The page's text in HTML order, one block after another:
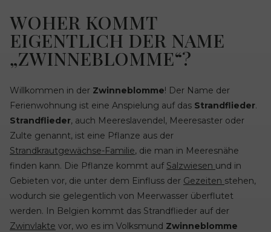
WOHER KOMMT
EIGENTLICH DER NAME
„ZWINNEBLOMME“?
Willkommen in der Zwinneblomme! Der Name der
Ferienwohnung ist eine Anspielung auf das Strandflieder.
Strandflieder, auch Meereslavendel, Meeresaster oder
Zulte genannt, ist eine Pflanze aus der
Strandkrautgewächse-Familie, die man in Meeresnähe
finden kann. Die Pflanze kommt auf Salzwiesen und in
Gebieten vor, die unter dem Einfluss der Gezeiten stehen,
wodurch sie gelegentlich von Meerwasser überflutet
werden. In Belgien kommt das Strandflieder auf der
Zwinvlakte vor, wo es im Volksmund Zwinneblomme